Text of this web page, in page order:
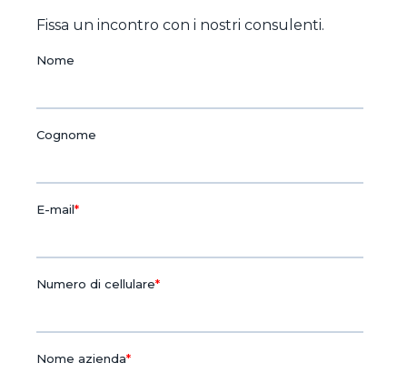
Fissa un incontro con i nostri consulenti.